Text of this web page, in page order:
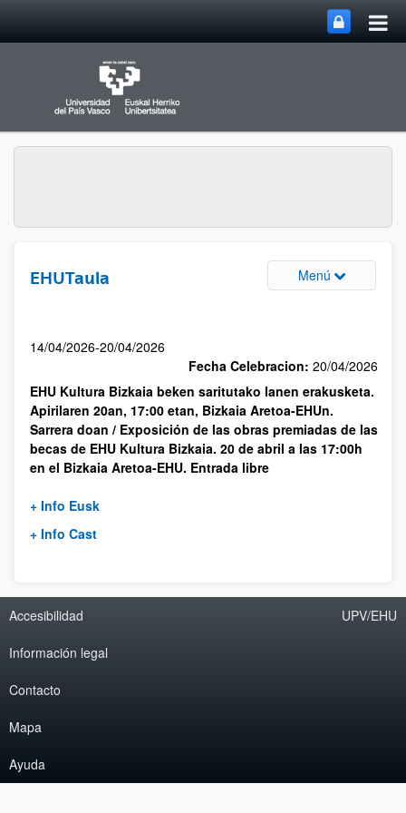
EHUTaula Menú
14/04/2026-20/04/2026
Fecha Celebracion: 20/04/2026
EHU Kultura Bizkaia beken saritutako lanen erakusketa.
Apirilaren 20an, 17:00 etan, Bizkaia Aretoa-EHUn.
Sarrera doan / Exposición de las obras premiadas de las
becas de EHU Kultura Bizkaia. 20 de abril a las 17:00h
en el Bizkaia Aretoa-EHU. Entrada libre
+ Info Eusk
+ Info Cast
Accesibilidad
Información legal
Contacto
Mapa
Ayuda
UPV/EHU